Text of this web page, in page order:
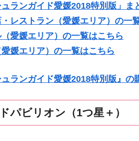
ュランガイド愛媛2018特別版」ま
レストラン（愛媛エリア）の一
愛媛エリア）の一覧はこちら
媛エリア）の一覧はこちら
ュランガイド愛媛2018特別版』の
パビリオン（1つ星＋）